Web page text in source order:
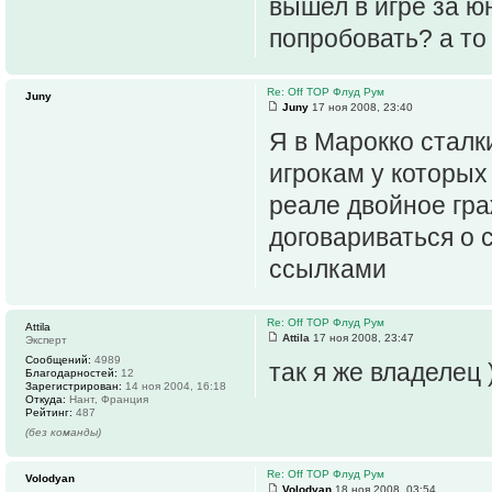
вышел в игре за
попробовать? а
Re: Off TOP Флуд Рум
Juny 17 ноя 2008, 23:40
Я в Марокко
игрокам у
реале двойное
договариваться
ссылками
Juny
Re: Off TOP Флуд Рум
Attila 17 ноя 2008, 23:47
так я же владелец
Attila
Эксперт
Сообщений: 4989
Благодарностей: 12
Зарегистрирован: 14 ноя 2004, 16:18
Откуда: Нант, Франция
Рейтинг: 487
(без команды)
Re: Off TOP Флуд Рум
Volodyan 18 ноя 2008, 03:54
Volodyan